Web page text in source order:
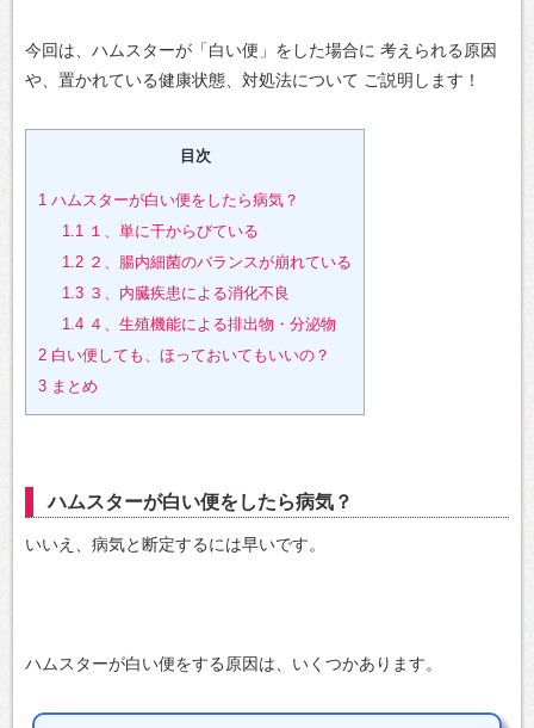
今回は、ハムスターが「白い便」をした場合に 考えられる原因
や、置かれている健康状態、対処法について ご説明します！
目次
1 ハムスターが白い便をしたら病気？
1.1１、単に干からびている
1.2２、腸内細菌のバランスが崩れている
1.3３、内臓疾患による消化不良
1.4４、生殖機能による排出物・分泌物
2 白い便しても、ほっておいてもいいの？
3 まとめ
ハムスターが白い便をしたら病気？
いいえ、病気と断定するには早いです。
ハムスターが白い便をする原因は、いくつかあります。